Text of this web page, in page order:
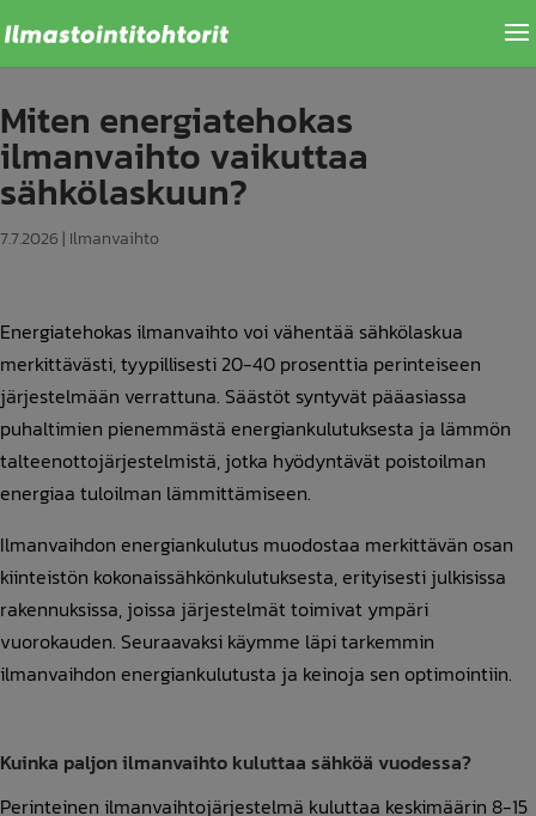
Miten energiatehokas
ilmanvaihto vaikuttaa
sähkölaskuun?
7.7.2026 | Ilmanvaihto
Energiatehokas ilmanvaihto voi vähentää sähkölaskua
merkittävästi, tyypillisesti 20-40 prosenttia perinteiseen
järjestelmään verrattuna. Säästöt syntyvät pääasiassa
puhaltimien pienemmästä energiankulutuksesta ja lämmön
talteenottojärjestelmistä, jotka hyödyntävät poistoilman
energiaa tuloilman lämmittämiseen.
Ilmanvaihdon energiankulutus muodostaa merkittävän osan
kiinteistön kokonaissähkönkulutuksesta, erityisesti julkisissa
rakennuksissa, joissa järjestelmät toimivat ympäri
vuorokauden. Seuraavaksi käymme läpi tarkemmin
ilmanvaihdon energiankulutusta ja keinoja sen optimointiin.
Kuinka paljon ilmanvaihto kuluttaa sähköä vuodessa?
Perinteinen ilmanvaihtojärjestelmä kuluttaa keskimäärin 8-15